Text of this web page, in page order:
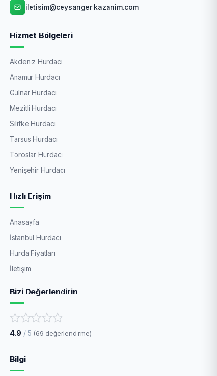
iletisim@ceysangerikazanim.com
Hizmet Bölgeleri
Akdeniz Hurdacı
Anamur Hurdacı
Gülnar Hurdacı
Mezitli Hurdacı
Silifke Hurdacı
Tarsus Hurdacı
Toroslar Hurdacı
Yenişehir Hurdacı
Hızlı Erişim
Anasayfa
İstanbul Hurdacı
Hurda Fiyatları
İletişim
Bizi Değerlendirin
4.9 / 5 (69 değerlendirme)
Bilgi